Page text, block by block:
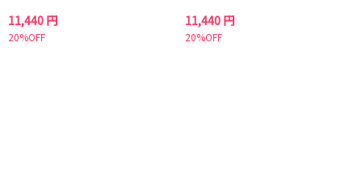
11,440 円
20%OFF
11,440 円
20%OFF